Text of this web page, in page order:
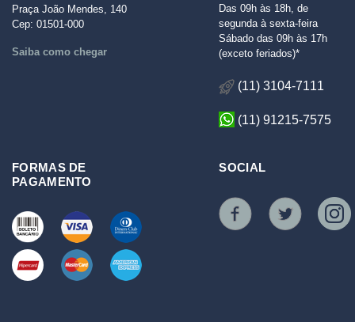
Praça João Mendes, 140
Cep: 01501-000
Saiba como chegar
Das 09h às 18h, de
segunda à sexta-feira
Sábado das 09h às 17h
(exceto feriados)*
(11) 3104-7111
(11) 91215-7575
FORMAS DE
PAGAMENTO
SOCIAL